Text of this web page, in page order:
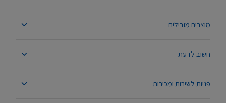
מוצרים מובילים
חשוב לדעת
פניות לשירות ומכירות